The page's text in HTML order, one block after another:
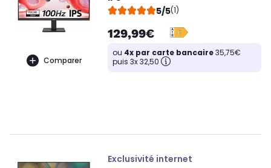
Comparer
5/5(1)
129,99€
ou 4x par carte bancaire35,75€
puis 3x 32,50
Exclusivité internet